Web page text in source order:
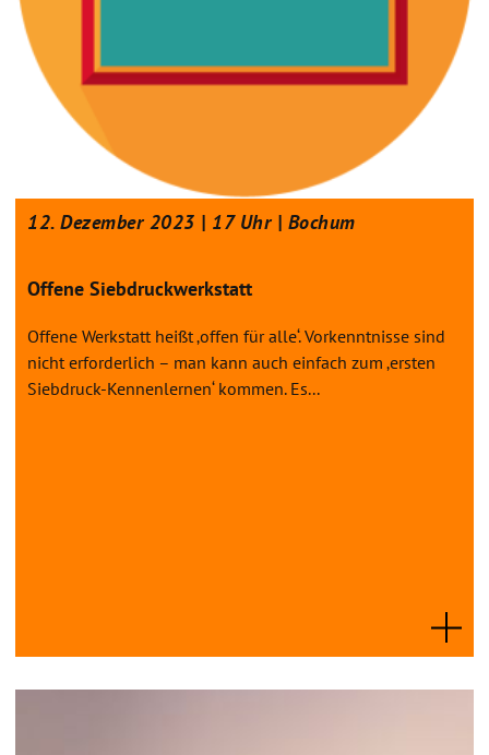
12. Dezember 2023 | 17 Uhr | Bochum
Offene Siebdruckwerkstatt
Offene Werkstatt heißt ‚offen für alle‘. Vorkenntnisse sind
nicht erforderlich – man kann auch einfach zum ‚ersten
Siebdruck-Kennenlernen‘ kommen. Es...